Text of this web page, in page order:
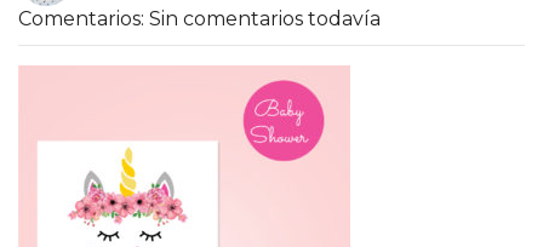
Comentarios: Sin comentarios todavía